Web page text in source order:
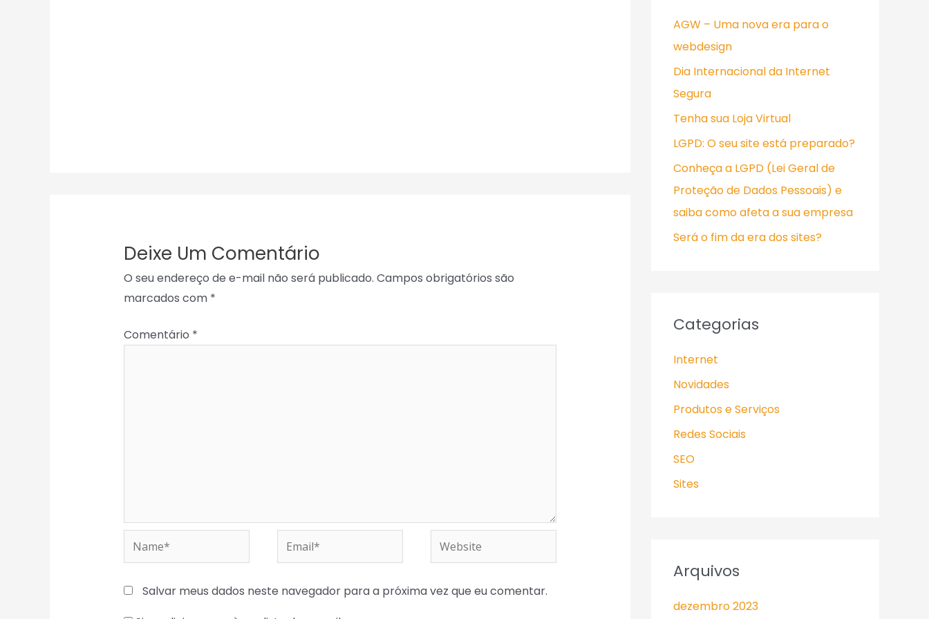
Deixe Um Comentário
O seu endereço de e-mail não será publicado. Campos obrigatórios são
marcados com *
Comentário *
Name* Email* Website
Salvar meus dados neste navegador para a próxima vez que eu comentar.
s
a
r
p
o
r
:
AGW – Uma nova era para o
webdesign
Dia Internacional da Internet
Segura
Tenha sua Loja Virtual
LGPD: O seu site está preparado?
Conheça a LGPD (Lei Geral de
Proteção de Dados Pessoais) e
saiba como afeta a sua empresa
Será o fim da era dos sites?
Categorias
Internet
Novidades
Produtos e Serviços
Redes Sociais
SEO
Sites
Arquivos
dezembro 2023